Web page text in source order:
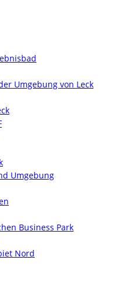
Umgebung von Leck
Umgebung
Business Park
Nord